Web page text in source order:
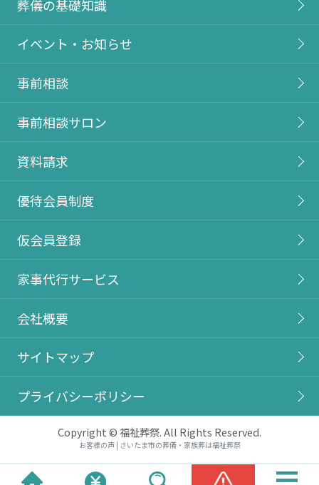
お客様の声 | さいたま市の葬儀・家族葬は福祉葬祭
葬儀の基礎知識
イベント・お知らせ
事前相談
事前相談サロン
資料請求
優待会員制度
仮会員登録
家事代行サービス
会社概要
サイトマップ
プライバシーポリシー
Copyright © 福祉葬祭. All Rights Reserved.